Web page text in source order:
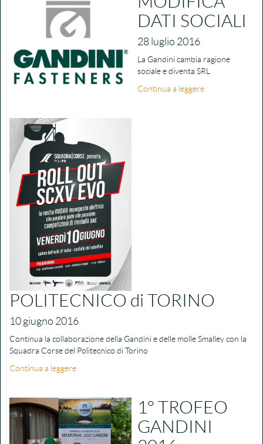
DATI SOCIALI
28 luglio 2016
La Gandini cambia ragione
sociale e diventa SRL
Continua a leggere
POLITECNICO di TORINO
10 giugno 2016
Continua la collaborazione della Gandini e delle molle Smalley con la
Squadra Corse del Politecnico di Torino
Continua a leggere
1° TROFEO
GANDINI